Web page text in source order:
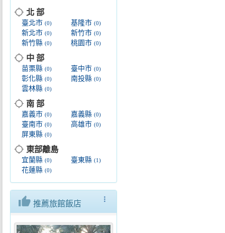
location_searching 北 部
臺北市 (0) 基隆市(0)
新北市 (0) 新竹市(0)
新竹縣 (0) 桃園市(0)
location_searching 中 部
苗栗縣 (0) 臺中市(0)
彰化縣 (0) 南投縣(0)
雲林縣 (0)
location_searching 南 部
嘉義市 (0) 嘉義縣(0)
臺南市 (0) 高雄市(0)
屏東縣 (0)
location_searching 東部離島
宜蘭縣 (0) 臺東縣(1)
花蓮縣 (0)
more_vert
thumb_up 推薦旅館飯店